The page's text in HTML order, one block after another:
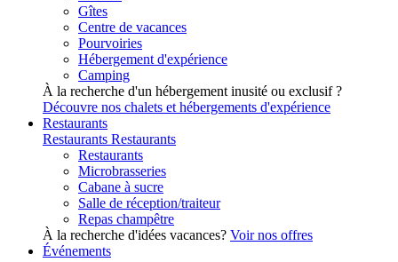
Gîtes
Centre de vacances
Pourvoiries
Hébergement d'expérience
Camping
À la recherche d'un hébergement inusité ou exclusif ?
Découvre nos chalets et hébergements d'expérience
Restaurants
Restaurants Restaurants
Restaurants
Microbrasseries
Cabane à sucre
Salle de réception/traiteur
Repas champêtre
À la recherche d'idées vacances? Voir nos offres
Événements